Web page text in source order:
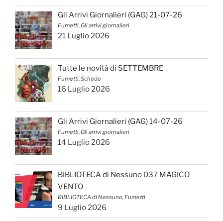
Gli Arrivi Giornalieri (GAG) 21-07-26
Fumetti, Gli arrivi giornalieri
21 Luglio 2026
Tutte le novità di SETTEMBRE
Fumetti, Schede
16 Luglio 2026
Gli Arrivi Giornalieri (GAG) 14-07-26
Fumetti, Gli arrivi giornalieri
14 Luglio 2026
BIBLIOTECA di Nessuno 037 MAGICO
VENTO
BIBLIOTECA di Nessuno, Fumetti
9 Luglio 2026